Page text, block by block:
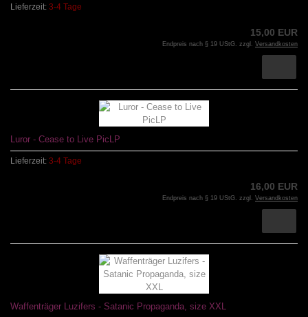
Lieferzeit: 3-4 Tage
15,00 EUR
Endpreis nach § 19 UStG. zzgl. Versandkosten
Luror - Cease to Live PicLP
Lieferzeit: 3-4 Tage
16,00 EUR
Endpreis nach § 19 UStG. zzgl. Versandkosten
Waffenträger Luzifers - Satanic Propaganda, size XXL